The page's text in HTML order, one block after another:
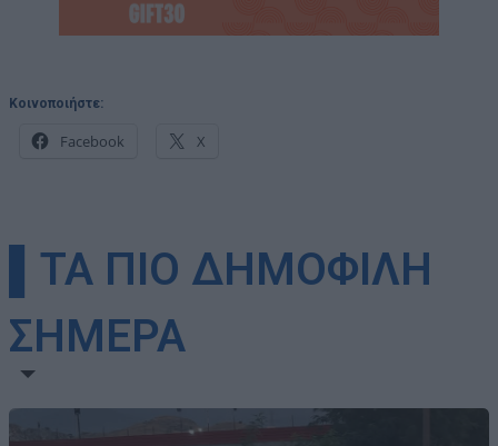
Κοινοποιήστε:
Facebook X
▌ΤΑ ΠΙΟ ΔΗΜΟΦΙΛΗ
ΣΗΜΕΡΑ